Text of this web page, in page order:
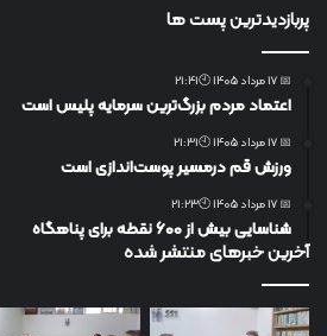
پربازدیدترین پست ها
📅 17 مرداد 1405 🕙21:41
اعتماد مردم بزرگ‌ترین سرمایه پلیس است
📅 17 مرداد 1405 🕙21:31
ورزش قم درمسیر پوست‌اندازی است
📅 17 مرداد 1405 🕙21:23
شناسایی بیش از ۶۰۰ نقطه برای پناهگاه
آخرین خبرهای منتشر شده